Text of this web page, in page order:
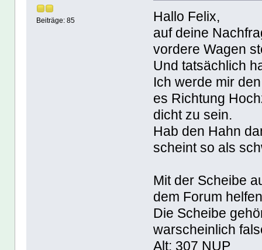
Beiträge: 85
Hallo Felix,
auf deine
vordere Wagen
Und tatsächlich
Ich werde mir
es Richtung
dicht zu sein.
Hab den Hahn
scheint so als
Mit der Scheibe
dem Forum
Die Scheibe
warscheinlich
Alt: 307 NUP